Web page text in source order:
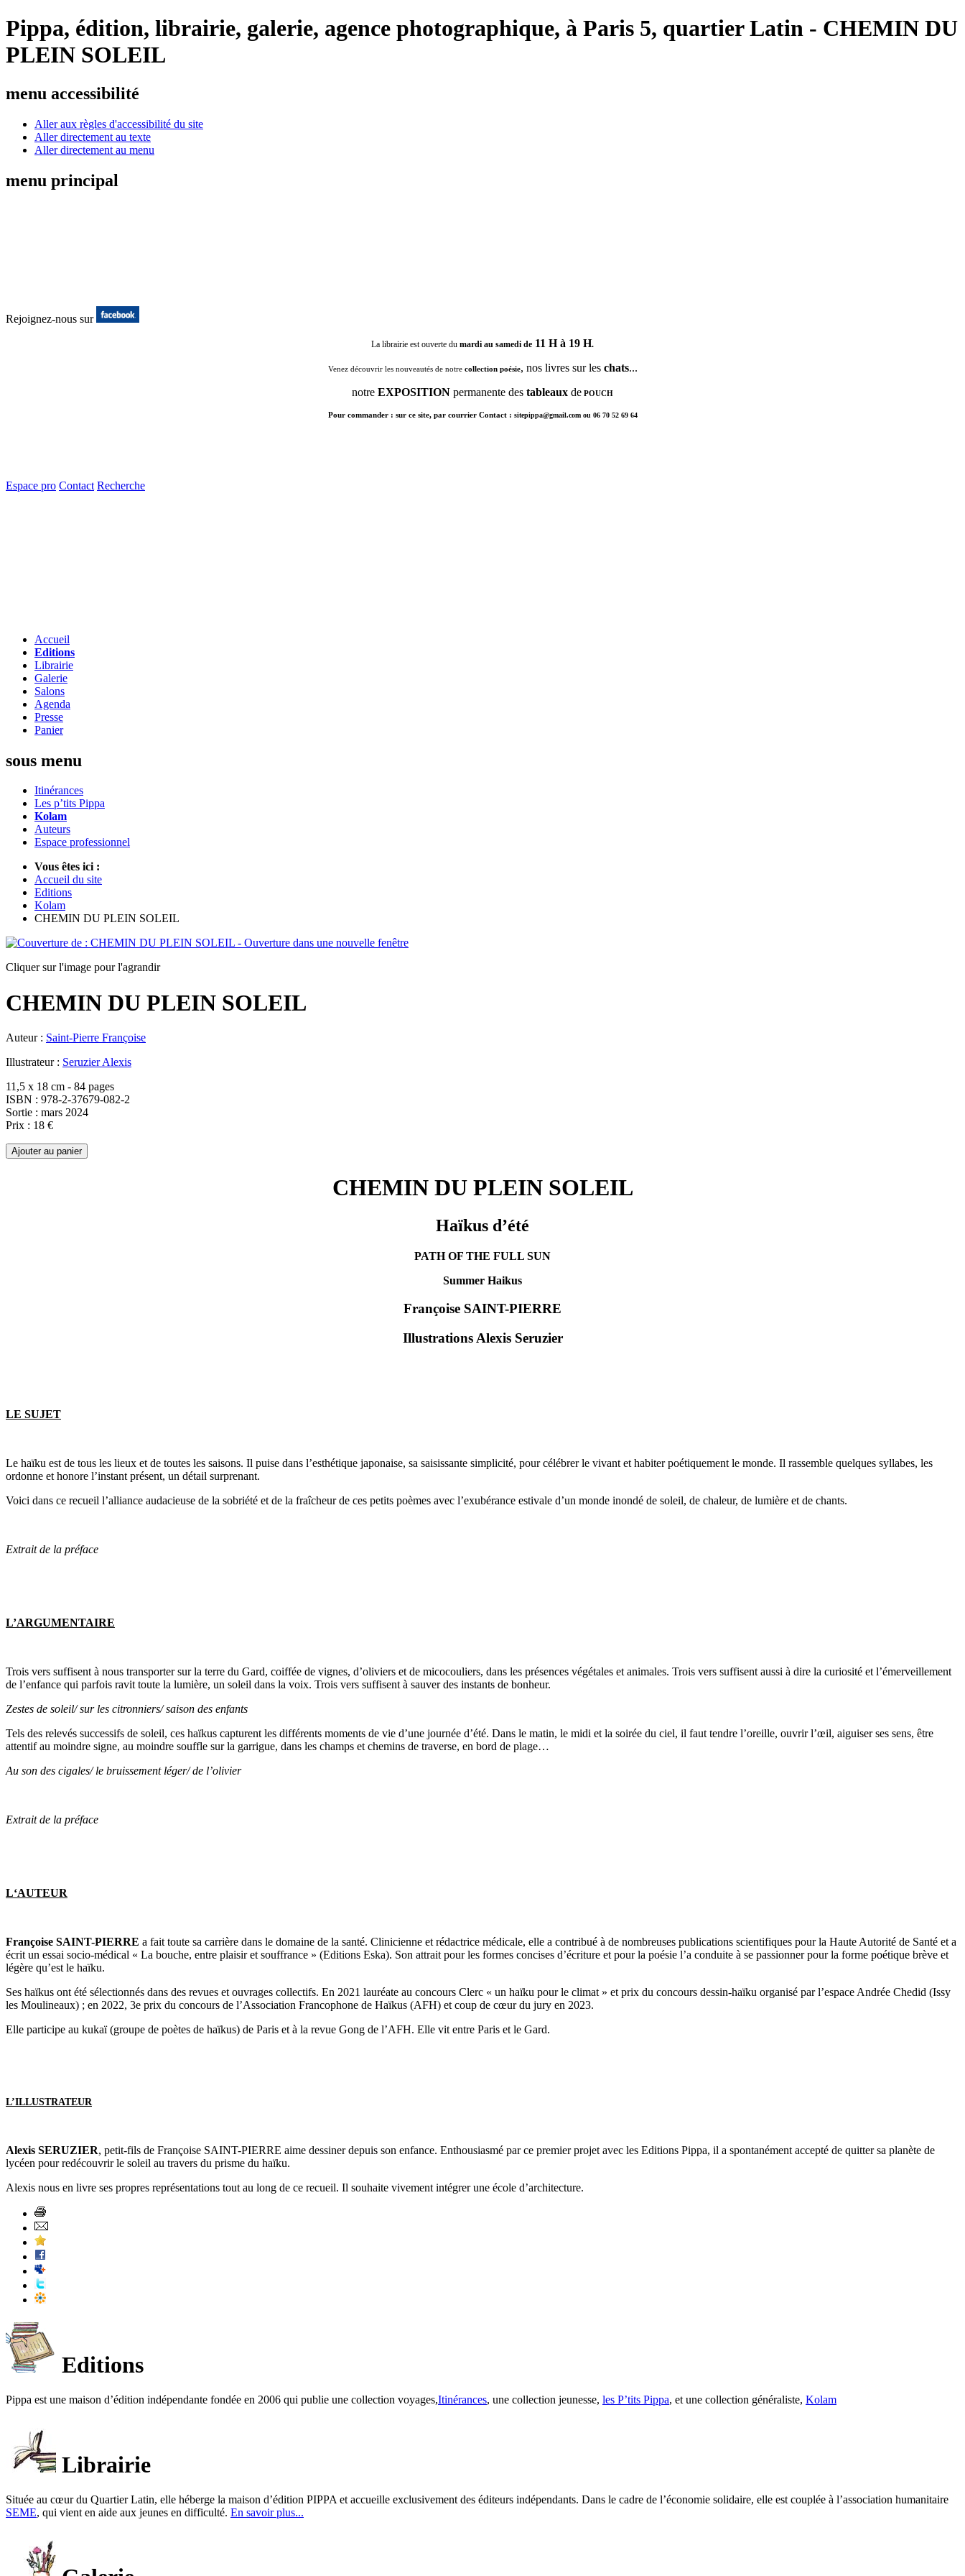
Pippa, édition, librairie, galerie, agence photographique, à Paris 5, quartier Latin - CHEMIN DU
PLEIN SOLEIL
menu accessibilité
Aller aux règles d'accessibilité du site
Aller directement au texte
Aller directement au menu
menu principal
Rejoignez-nous sur
La librairie est ouverte du mardi au samedi de 11 H à 19 H.
Venez découvrir les nouveautés de notrecollection poésie, nos livres sur les chats...
notre EXPOSITION permanente des tableaux de POUCH
Pour commander : sur ce site, par courrier Contact : sitepippa@gmail.com ou 06 70 52 69 64
Espace pro Contact Recherche
Accueil
Editions
Librairie
Galerie
Salons
Agenda
Presse
Panier
sous menu
Itinérances
Les p’tits Pippa
Kolam
Auteurs
Espace professionnel
Vous êtes ici :
Accueil du site
Editions
Kolam
CHEMIN DU PLEIN SOLEIL
Cliquer sur l'image pour l'agrandir
CHEMIN DU PLEIN SOLEIL
Auteur : Saint-Pierre Françoise
Illustrateur : Seruzier Alexis
11,5 x 18 cm - 84 pages
ISBN : 978-2-37679-082-2
Sortie : mars 2024
Prix : 18 €
CHEMIN DU PLEIN SOLEIL
Haïkus d’été
PATH OF THE FULL SUN
Summer Haikus
Françoise SAINT-PIERRE
Illustrations Alexis Seruzier
LE SUJET
Le haïku est de tous les lieux et de toutes les saisons. Il puise dans l’esthétique japonaise, sa saisissante simplicité, pour célébrer le vivant et habiter poétiquement le monde. Il rassemble quelques syllabes, les
ordonne et honore l’instant présent, un détail surprenant.
Voici dans ce recueil l’alliance audacieuse de la sobriété et de la fraîcheur de ces petits poèmes avec l’exubérance estivale d’un monde inondé de soleil, de chaleur, de lumière et de chants.
Extrait de la préface
L’ARGUMENTAIRE
Trois vers suffisent à nous transporter sur la terre du Gard, coiffée de vignes, d’oliviers et de micocouliers, dans les présences végétales et animales. Trois vers suffisent aussi à dire la curiosité et l’émerveillement
de l’enfance qui parfois ravit toute la lumière, un soleil dans la voix. Trois vers suffisent à sauver des instants de bonheur.
Zestes de soleil/ sur les citronniers/ saison des enfants
Tels des relevés successifs de soleil, ces haïkus capturent les différents moments de vie d’une journée d’été. Dans le matin, le midi et la soirée du ciel, il faut tendre l’oreille, ouvrir l’œil, aiguiser ses sens, être
attentif au moindre signe, au moindre souffle sur la garrigue, dans les champs et chemins de traverse, en bord de plage…
Au son des cigales/ le bruissement léger/ de l’olivier
Extrait de la préface
L‘AUTEUR
Françoise SAINT-PIERRE a fait toute sa carrière dans le domaine de la santé. Clinicienne et rédactrice médicale, elle a contribué à de nombreuses publications scientifiques pour la Haute Autorité de Santé et a
écrit un essai socio-médical « La bouche, entre plaisir et souffrance » (Editions Eska). Son attrait pour les formes concises d’écriture et pour la poésie l’a conduite à se passionner pour la forme poétique brève et
légère qu’est le haïku.
Ses haïkus ont été sélectionnés dans des revues et ouvrages collectifs. En 2021 lauréate au concours Clerc « un haïku pour le climat » et prix du concours dessin-haïku organisé par l’espace Andrée Chedid (Issy
les Moulineaux) ; en 2022, 3e prix du concours de l’Association Francophone de Haïkus (AFH) et coup de cœur du jury en 2023.
Elle participe au kukaï (groupe de poètes de haïkus) de Paris et à la revue Gong de l’AFH. Elle vit entre Paris et le Gard.
L’ILLUSTRATEUR
Alexis SERUZIER, petit-fils de Françoise SAINT-PIERRE aime dessiner depuis son enfance. Enthousiasmé par ce premier projet avec les Editions Pippa, il a spontanément accepté de quitter sa planète de
lycéen pour redécouvrir le soleil au travers du prisme du haïku.
Alexis nous en livre ses propres représentations tout au long de ce recueil. Il souhaite vivement intégrer une école d’architecture.
Editions
Pippa est une maison d’édition indépendante fondée en 2006 qui publie une collection voyages,Itinérances, une collection jeunesse, les P’tits Pippa, et une collection généraliste, Kolam
Librairie
Située au cœur du Quartier Latin, elle héberge la maison d’édition PIPPA et accueille exclusivement des éditeurs indépendants. Dans le cadre de l’économie solidaire, elle est couplée à l’association humanitaire
SEME, qui vient en aide aux jeunes en difficulté. En savoir plus...